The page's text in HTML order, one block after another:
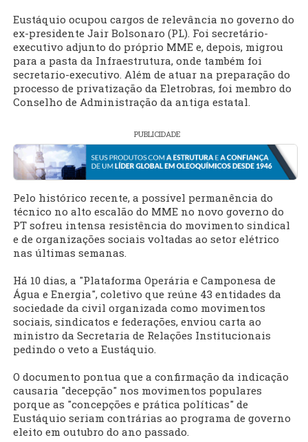
Eustáquio ocupou cargos de relevância no governo do
ex-presidente Jair Bolsonaro (PL). Foi secretário-
executivo adjunto do próprio MME e, depois, migrou
para a pasta da Infraestrutura, onde também foi
secretario-executivo. Além de atuar na preparação do
processo de privatização da Eletrobras, foi membro do
Conselho de Administração da antiga estatal.
PUBLICIDADE
Pelo histórico recente, a possível permanência do
técnico no alto escalão do MME no novo governo do
PT sofreu intensa resistência do movimento sindical
e de organizações sociais voltadas ao setor elétrico
nas últimas semanas.
Há 10 dias, a "Plataforma Operária e Camponesa de
Água e Energia", coletivo que reúne 43 entidades da
sociedade da civil organizada como movimentos
sociais, sindicatos e federações, enviou carta ao
ministro da Secretaria de Relações Institucionais
pedindo o veto a Eustáquio.
O documento pontua que a confirmação da indicação
causaria "decepção" nos movimentos populares
porque as "concepções e prática políticas" de
Eustáquio seriam contrárias ao programa de governo
eleito em outubro do ano passado.